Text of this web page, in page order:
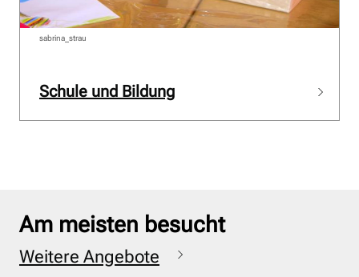
Schule und Bildung
sabrina_strau
Am meisten besucht
Weitere Angebote